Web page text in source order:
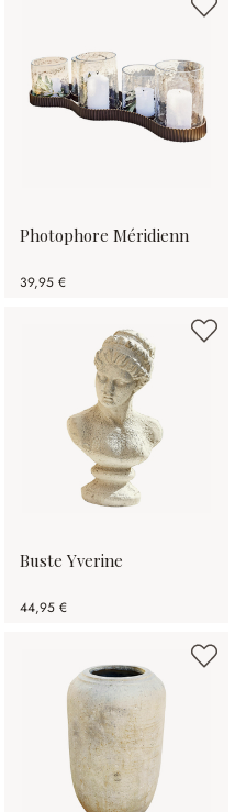
Photophore Méridienn
39,95 €
Buste Yverine
44,95 €